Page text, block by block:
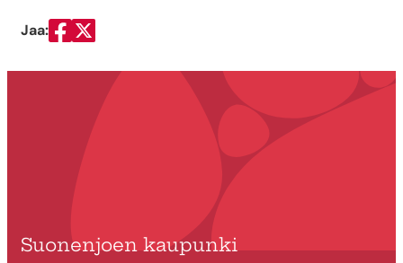
Jaa:
Jaa Facebookissa
Jaa Twitterissä
Suonenjoen kaupunki